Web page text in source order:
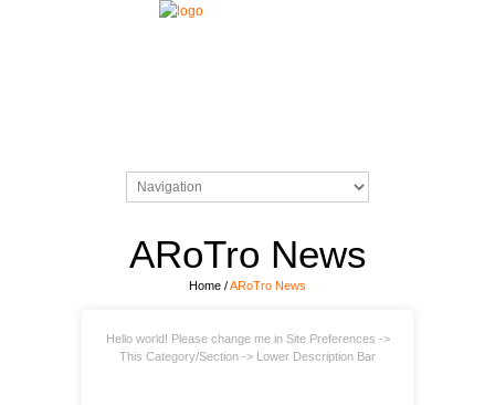
ARoTro News
Home /ARoTro News
Hello world! Please change me in Site Preferences ->
This Category/Section -> Lower Description Bar